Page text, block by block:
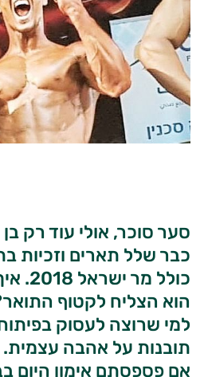
כבר שלל תארים וזכיות
הוא הצליח לקטוף
למי שרוצה לעסוק
תובנות על אהבה
אם פספסתם אימון היום